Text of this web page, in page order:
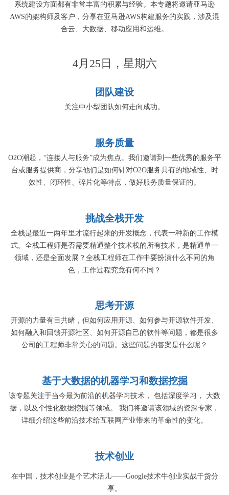
系统建设方面都有非常丰富的积累与经验。本专题将邀请亚马逊
AWS的架构师及客户，分享在亚马逊AWS构建服务的实践，涉及混
合云、大数据、移动应用和运维。
4月25日，星期六
团队建设
关注中小型团队如何走向成功。
服务质量
O2O潮起，“连接人与服务”成为焦点。我们邀请到一些优秀的服务平
台或服务提供商，分享他们是如何针对O2O服务具有的地域性、时
效性、闭环性、碎片化等特点，做好服务质量保证的。
挑战全栈开发
全栈是最近一两年里才流行起来的开发概念，代表一种新的工作模
式。全栈工程师是否需要精通整个技术栈的所有技术，是精通单一
领域，还是全面发展？全栈工程师在工作中要扮演什么不同的角
色，工作过程究竟有何不同？
思考开源
开源的力量有目共睹，但如何应用开源、如何参与开源软件开发、
如何融入和回馈开源社区、如何开源自己的软件等问题，都是很多
公司的工程师非常关心的问题。这些问题的答案是什么呢？
基于大数据的机器学习和数据挖掘
该专题关注于当今最为前沿的机器学习技术， 包括深度学习， 大数
据，以及个性化数据挖掘等领域。 我们将邀请该领域的资深专家，
详细介绍这些前沿技术给互联网产业带来的革命性的变化。
技术创业
在中国，技术创业是个艺术活儿——Google技术牛创业实战干货分
享。